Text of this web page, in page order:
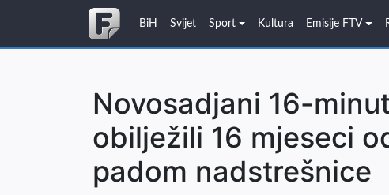
BiH Svijet Sport Kultura Emisije FTV
Novosadjani 16-
obilježili 16 mjeseci
padom nadstrešnice